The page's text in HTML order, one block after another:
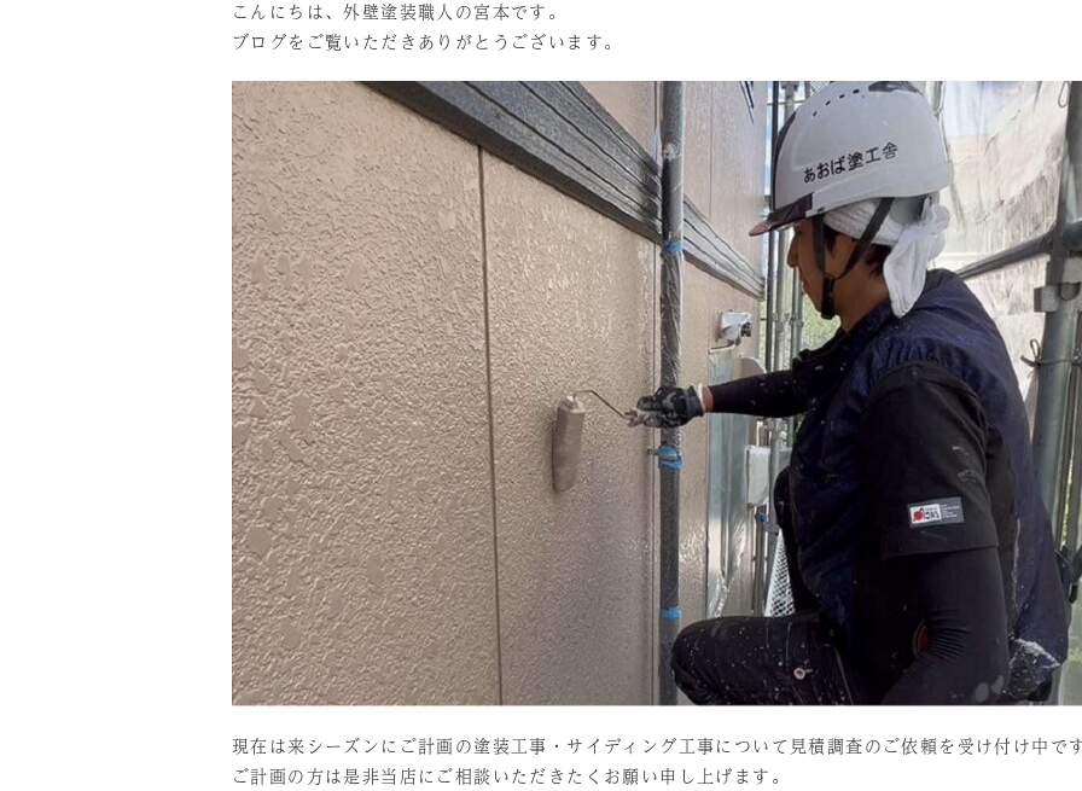
こんにちは、外壁塗装職人の宮本です。
ブログをご覧いただきありがとうございます。
現在は来シーズンにご計画の塗装工事・サイディング工事について見積調査のご依頼を受け付け中で
ご計画の方は是非当店にご相談いただきたくお願い申し上げます。